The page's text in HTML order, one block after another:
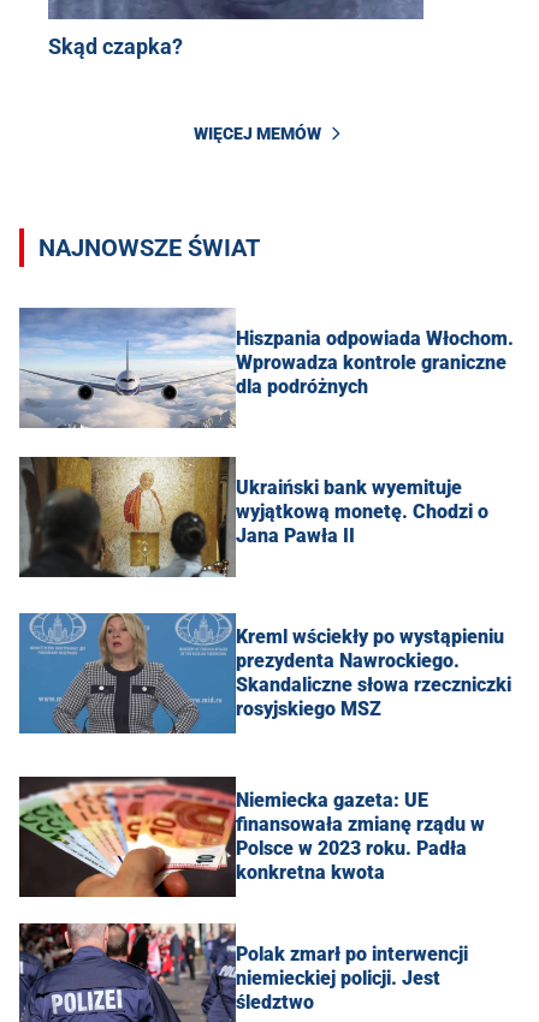
Skąd czapka?
WIĘCEJ MEMÓW
NAJNOWSZE ŚWIAT
Hiszpania odpowiada Włochom.
Wprowadza kontrole graniczne
dla podróżnych
Ukraiński bank wyemituje
wyjątkową monetę. Chodzi o
Jana Pawła II
Kreml wściekły po wystąpieniu
prezydenta Nawrockiego.
Skandaliczne słowa rzeczniczki
rosyjskiego MSZ
Niemiecka gazeta: UE
finansowała zmianę rządu w
Polsce w 2023 roku. Padła
konkretna kwota
Polak zmarł po interwencji
niemieckiej policji. Jest
śledztwo